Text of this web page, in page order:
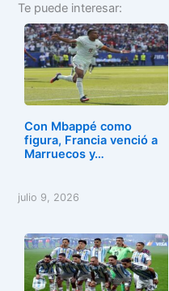
c
e
b
o
o
k
st
o
d
o
n
ai
l
m
p
ar
tir
Te puede interesar:
Con Mbappé como
figura, Francia venció a
Marruecos y…
julio 9, 2026